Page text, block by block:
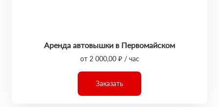
Аренда автовышки в Первомайском
от 2 000,00 ₽ / час
Заказать